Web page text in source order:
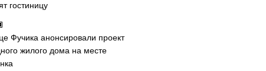
гостиницу
Фучика анонсировали проект
жилого дома на месте